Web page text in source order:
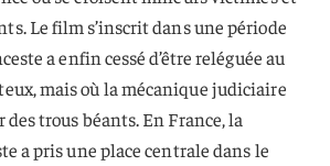
Le film s’inscrit dans une période
a enfin cessé d’être reléguée au
mais où la mécanique judiciaire
trous béants. En France, la
a pris une place centrale dans le